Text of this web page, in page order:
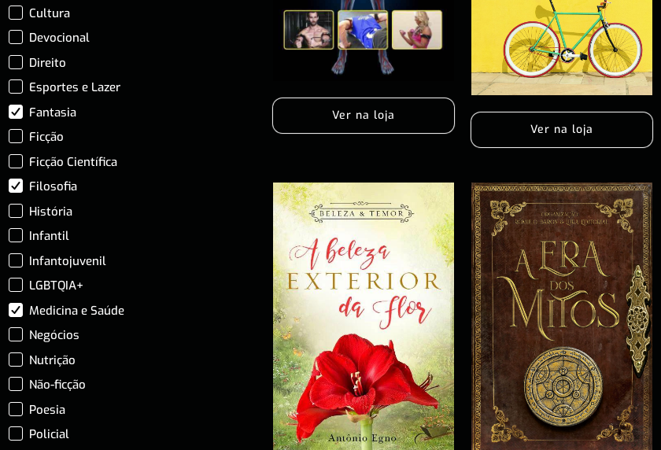
Cultura
Devocional
Direito
Esportes e Lazer
Fantasia
Ficção
Ficção Científica
Filosofia
História
Infantil
Infantojuvenil
LGBTQIA+
Medicina e Saúde
Negócios
Nutrição
Não-ficção
Poesia
Policial
Ver na loja
Ver na loja